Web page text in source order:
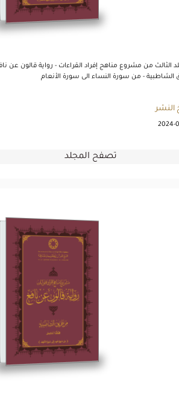
الثالث من مشروع مناهج إفراد القراءات - رواية قالون عن
الشاطبية - من سورة النساء الى سورة الأنعام
النشر
2024-
تصفح المجلد
رواية قالون عن نافع
من طريق الشاطبية -
المجلد الخامس
تصفح المجلد